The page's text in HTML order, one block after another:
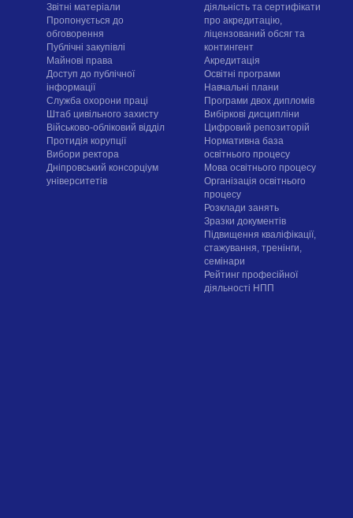
Звітні матеріали
Пропонується до
обговорення
Публічні закупівлі
Майнові права
Доступ до публічної
інформації
Служба охорони праці
Штаб цивільного захисту
Військово-обліковий відділ
Протидія корупції
Вибори ректора
Дніпровський консорціум
університетів
діяльність та сертифікати
про акредитацію,
ліцензований обсяг та
контингент
Акредитація
Освітні програми
Навчальні плани
Програми двох дипломів
Вибіркові дисципліни
Цифровий репозиторій
Нормативна база
освітнього процесу
Мова освітнього процесу
Організація освітнього
процесу
Розклади занять
Зразки документів
Підвищення кваліфікації,
стажування, тренінги,
семінари
Рейтинг професійної
діяльності НПП